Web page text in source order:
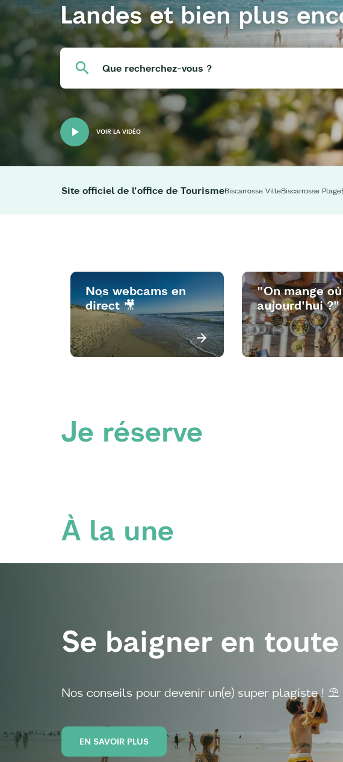
Landes et bien plus
Que recherchez-vous ?
VOIR LA VIDÉO
Site officiel de l'office de TourismeBiscarrosse VilleBiscarrosse Plage
Nos webcams en
direct 🎥
"On mange où
aujourd'hui ?"
Je réserve
À la une
Se baigner en
Nos conseils pour devenir un(e) super plagiste ! ⛱️
EN SAVOIR PLUS